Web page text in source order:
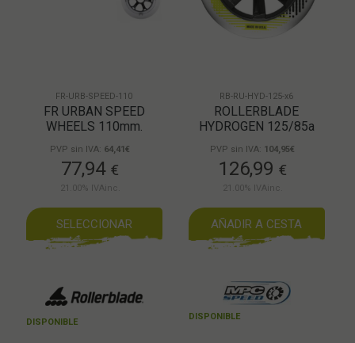
FR-URB-SPEED-110
FR URBAN SPEED
WHEELS 110mm.
PVP sin IVA: 64,41€
77,94 €
21.00% IVAinc.
SELECCIONAR
RB-RU-HYD-125-x6
ROLLERBLADE
HYDROGEN 125/85a
PVP sin IVA: 104,95€
126,99 €
21.00% IVAinc.
AÑADIR A CESTA
DISPONIBLE
DISPONIBLE